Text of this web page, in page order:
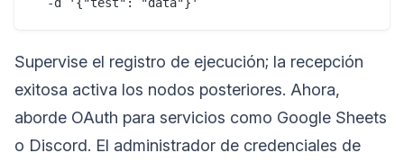
Supervise el registro de ejecución; la recepción
exitosa activa los nodos posteriores. Ahora,
aborde OAuth para servicios como Google Sheets
o Discord. El administrador de credenciales de